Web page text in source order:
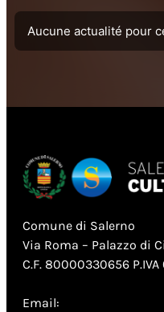
Aucune actualité pour
Comune di Salerno
Via Roma – Palazzo di
C.F. 80000330656
Email: